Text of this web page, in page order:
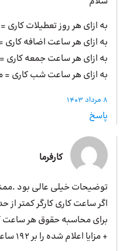
به ازای هر روز تعطیلات کاری =
به ازای هر ساعت اضافه کاری =
به ازای هر ساعت جمعه کاری =
به ازای هر ساعت شب کاری =
8 مرداد 1403
پاسخ
کارفرما
توضیحات خیلی عالی بود
اگر ساعت کاری کارگر کمتر از
برای محاسبه حقوق هر ساعت
+ مزایا اعلام شده را بر 192 ساعت تقسیم کنیم ؟